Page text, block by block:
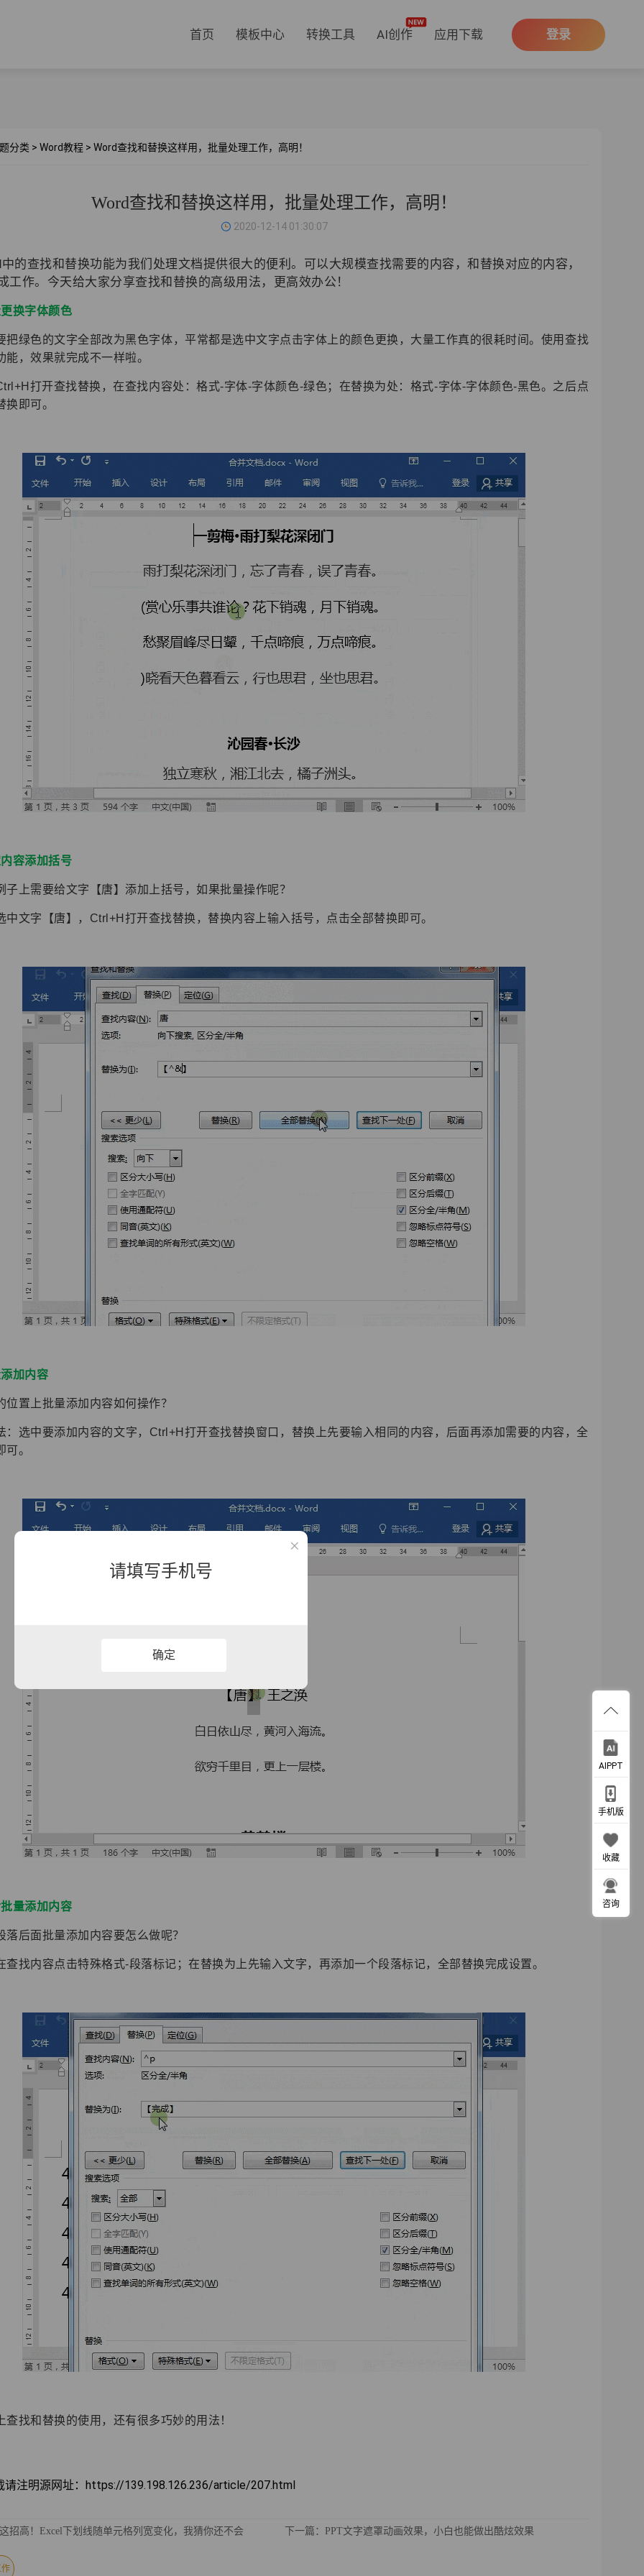
首页 模板中心 转换工具 AI创作 应用下载 登录
分类 > Word教程 > Word查找和替换这样用，批量处理工作，高明！
Word查找和替换这样用，批量处理工作，高明！
2020-12-14 01:30:07
的查找和替换功能为我们处理文档提供很大的便利。可以大规模查找需要的内容，和替换对应的内容，
工作。今天给大家分享查找和替换的高级用法，更高效办公！
换字体颜色
把绿色的文字全部改为黑色字体，平常都是选中文字点击字体上的颜色更换，大量工作真的很耗时间。使用查找
能，效果就完成不一样啦。
打开查找替换，在查找内容处：格式-字体-字体颜色-绿色；在替换为处：格式-字体-字体颜色-黑色。之后点
换即可。
容添加括号
子上需要给文字【唐】添加上括号，如果批量操作呢？
中文字【唐】，Ctrl+H打开查找替换，替换内容上输入括号，点击全部替换即可。
加内容
位置上批量添加内容如何操作？
：选中要添加内容的文字，Ctrl+H打开查找替换窗口，替换上先要输入相同的内容，后面再添加需要的内容，全
可。
量添加内容
落后面批量添加内容要怎么做呢？
查找内容点击特殊格式-段落标记；在替换为上先输入文字，再添加一个段落标记，全部替换完成设置。
查找和替换的使用，还有很多巧妙的用法！
请注明源网址：https://139.198.126.236/article/207.html
招高！Excel下划线随单元格列宽变化，我猜你还不会 下一篇：PPT文字遮罩动画效果，小白也能做出酷炫效果
AIPPT
手机版
收藏
咨询
请填写手机号
确定